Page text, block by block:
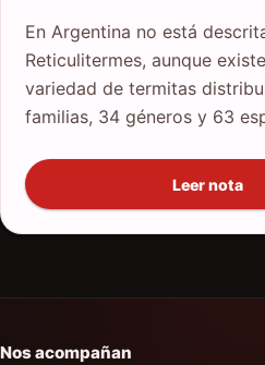
En Argentina no está
Reticulitermes, aunque
variedad de termitas
familias, 34 géneros y 63
Leer nota
Nos acompañan